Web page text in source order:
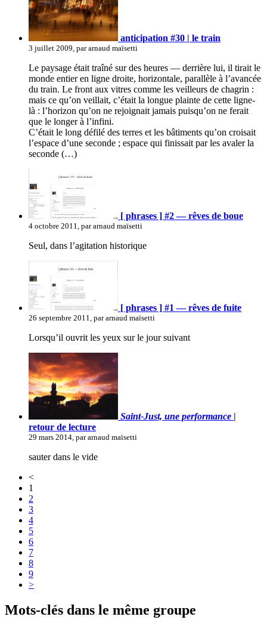
anticipation #30 | le train
3 juillet 2009, par arnaud maïsetti
Le paysage était traîné sur des heures — derrière lui, il tirait le
monde entier en ligne droite, horizontale, parallèle à l’avancée
du train. Le front aux vitres comme les veilleurs de chagrin :
mais ce qu’on veillait, c’était la longue plainte de cette ligne-
là : l’horizon qu’on ne rejoignait jamais puisqu’on ne ferait
que le longer à l’infini.
C’était le long défilé des terres et les bâtiments qu’on croisait
l’espace d’une seconde ; espace qui finissait par les avaler la
seconde (…)
[ phrases ] #2 — rêves de boue
4 octobre 2011, par arnaud maïsetti
Seul, dans l’agitation historique
[ phrases ] #1 — rêves de fuite
26 septembre 2011, par arnaud maïsetti
Lorsqu’il ouvrit les yeux sur le jour suivant
Saint-Just, une performance |
retour de lecture
29 mars 2014, par arnaud maïsetti
sauter dans le vide
<
1
2
3
4
5
6
7
8
9
>
Mots-clés dans le même groupe